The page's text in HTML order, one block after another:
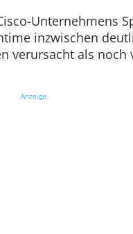
Unternehmens
inzwischen
verursacht als noch
Anzeige